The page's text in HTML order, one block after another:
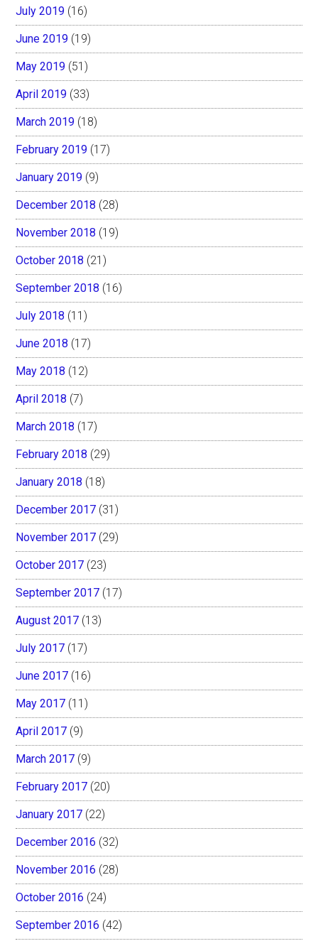
July 2019 (16)
June 2019 (19)
May 2019 (51)
April 2019 (33)
March 2019 (18)
February 2019 (17)
January 2019 (9)
December 2018 (28)
November 2018 (19)
October 2018 (21)
September 2018 (16)
July 2018 (11)
June 2018 (17)
May 2018 (12)
April 2018 (7)
March 2018 (17)
February 2018 (29)
January 2018 (18)
December 2017 (31)
November 2017 (29)
October 2017 (23)
September 2017 (17)
August 2017 (13)
July 2017 (17)
June 2017 (16)
May 2017 (11)
April 2017 (9)
March 2017 (9)
February 2017 (20)
January 2017 (22)
December 2016 (32)
November 2016 (28)
October 2016 (24)
September 2016 (42)